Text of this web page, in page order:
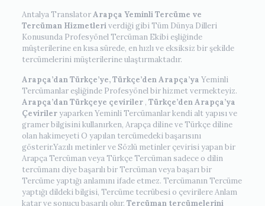
Antalya TranslatorArapça Yeminli Tercüme ve
Tercüman Hizmetleriverdiği gibi Tüm Dünya Dilleri
Konusunda Profesyönel Tercüman Ekibi eşliğinde
müşterilerine en kısa sürede, en hızlı ve eksiksiz bir şekilde
tercümelerini müşterilerine ulaştırmaktadır.
Arapça’dan Türkçe’ye, Türkçe’den Arapça’ya Yeminli
Tercümanlar eşliğinde Profesyönel bir hizmet vermekteyiz.
Arapça’dan Türkçeye çeviriler, Türkçe’den Arapça’ya
Çevirileryaparken Yeminli Tercümanlar kendi alt yapısı ve
gramer bilgisini kullanırken, Arapça diline ve Türkçe diline
olan hakimeyeti O yapılan tercümedeki başarısını
gösterir.Yazılı metinler ve Sözlü metinler çevirisi yapan bir
Arapça Tercüman veya Türkçe Tercüman sadece o dilin
tercümanı diye başarılı bir Tercüman veya başarı bir
Tercüme yaptığı anlamını ifade etmez. Tercümanın Tercüme
yaptığı dildeki bilgisi, Tercüme tecrübesi o çevirilere Anlam
katar ve sonucu başarılı olur. Tercüman tercümelerini